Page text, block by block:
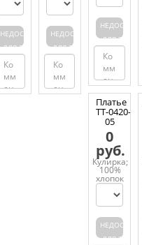
НЕДОСТУПЕН
ДЛЯ ЗАКАЗА
НЕДОСТУПЕН
ДЛЯ ЗАКАЗА
НЕДОСТУПЕН
ДЛЯ ЗАКАЗА
Платье
ТТ-0420-
05
0
руб.
Кулирка;
100%
хлопок
НЕДОСТУПЕН
ДЛЯ ЗАКАЗА